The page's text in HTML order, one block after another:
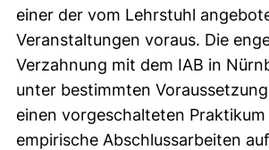
einer der vom Lehrstuhl
Veranstaltungen voraus. Die
Verzahnung mit dem IAB in
unter bestimmten
einen vorgeschalteten Praktikum
empirische Abschlussarbeiten